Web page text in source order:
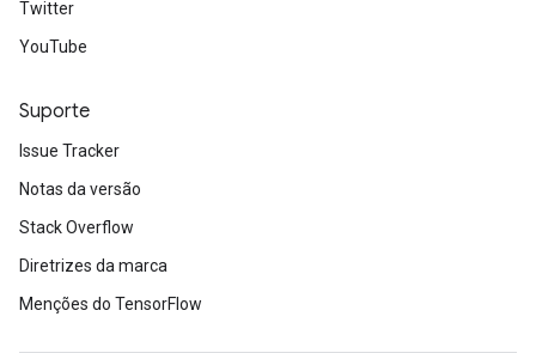
Twitter
YouTube
Suporte
Issue Tracker
Notas da versão
Stack Overflow
Diretrizes da marca
Menções do TensorFlow